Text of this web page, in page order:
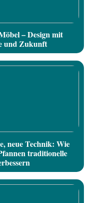
– Design mit
und Zukunft
neue Technik: Wie
traditionelle